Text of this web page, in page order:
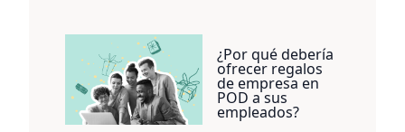
¿Por qué debería
ofrecer regalos
de empresa en
POD a sus
empleados?